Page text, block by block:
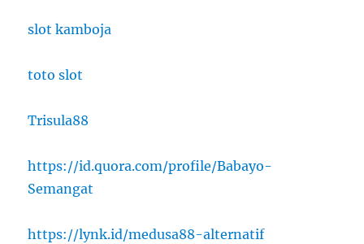
slot kamboja
toto slot
Trisula88
https://id.quora.com/profile/Babayo-
Semangat
https://lynk.id/medusa88-alternatif